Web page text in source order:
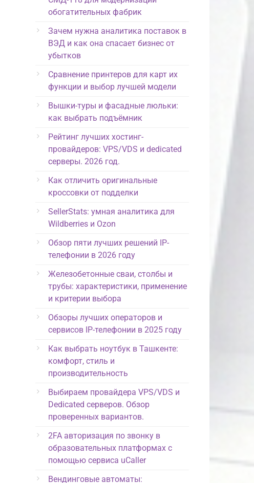
обогатительных фабрик
Зачем нужна аналитика поставок в
ВЭД и как она спасает бизнес от
убытков
Сравнение принтеров для карт их
функции и выбор лучшей модели
Вышки-туры и фасадные люльки:
как выбрать подъёмник
Рейтинг лучших хостинг-
провайдеров: VPS/VDS и dedicated
серверы. 2026 год.
Как отличить оригинальные
кроссовки от подделки
SellerStats: умная аналитика для
Wildberries и Ozon
Обзор пяти лучших решений IP-
телефонии в 2026 году
Железобетонные сваи, столбы и
трубы: характеристики, применение
и критерии выбора
Обзоры лучших операторов и
сервисов IP-телефонии в 2025 году
Как выбрать ноутбук в Ташкенте:
комфорт, стиль и
производительность
Выбираем провайдера VPS/VDS и
Dedicated серверов. Обзор
проверенных вариантов.
2FA авторизация по звонку в
образовательных платформах с
помощью сервиса uCaller
Вендинговые автоматы: